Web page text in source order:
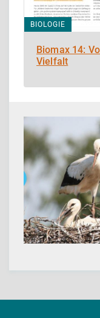
BIOLOGIE
Biomax 14:
Vielfalt